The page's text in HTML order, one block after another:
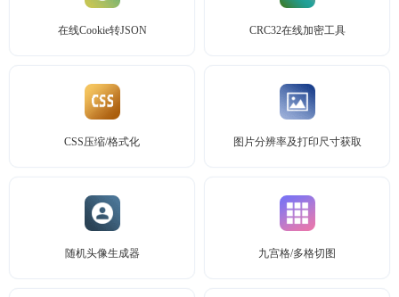
在线Cookie转JSON CRC32在线加密工具
CSS压缩/格式化 图片分辨率及打印尺寸获取
随机头像生成器 九宫格/多格切图